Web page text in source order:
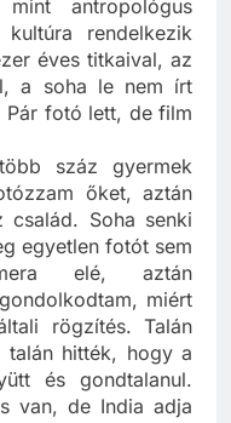
antropológus
rendelkezik
éves titkaival, az
a soha le nem írt
fotó lett, de film
száz gyermek
őket, aztán
család. Soha senki
egyetlen fotót sem
elé, aztán
miért
rögzítés. Talán
hitték, hogy a
és gondtalanul.